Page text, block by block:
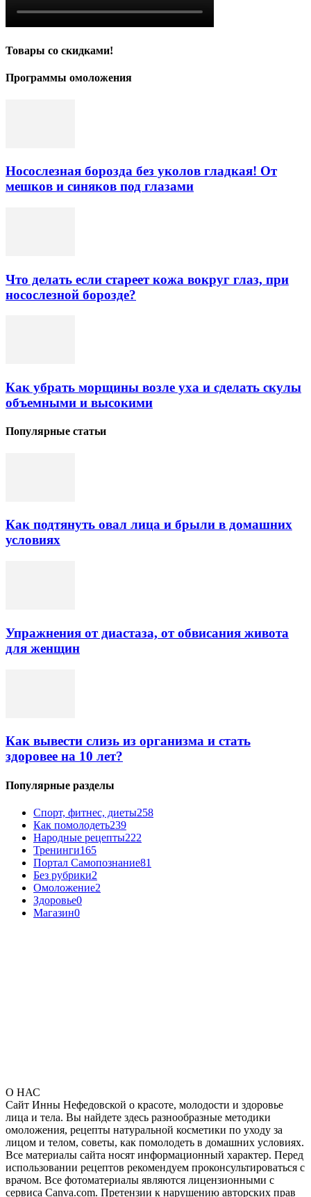
Товары со скидками!
Программы омоложения
Носослезная борозда без уколов гладкая! От
мешков и синяков под глазами
Что делать если стареет кожа вокруг глаз, при
носослезной борозде?
Как убрать морщины возле уха и сделать скулы
объемными и высокими
Популярные статьи
Как подтянуть овал лица и брыли в домашних
условиях
Упражнения от диастаза, от обвисания живота
для женщин
Как вывести слизь из организма и стать
здоровее на 10 лет?
Популярные разделы
Спорт, фитнес, диеты258
Как помолодеть239
Народные рецепты222
Тренинги165
Портал Самопознание81
Без рубрики2
Омоложение2
Здоровье0
Магазин0
О НАС
Сайт Инны Нефедовской о красоте, молодости и здоровье
лица и тела. Вы найдете здесь разнообразные методики
омоложения, рецепты натуральной косметики по уходу за
лицом и телом, советы, как помолодеть в домашних условиях.
Все материалы сайта носят информационный характер. Перед
использовании рецептов рекомендуем проконсультироваться с
врачом. Все фотоматериалы являются лицензионными с
сервиса Canva.com. Претензии к нарушению авторских прав